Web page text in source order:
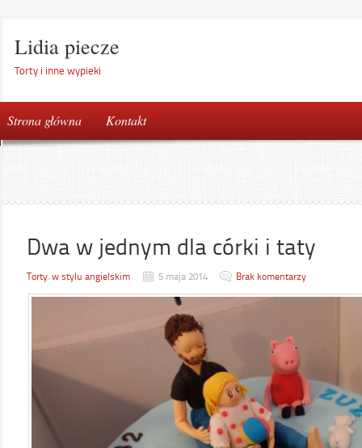
Lidia piecze
Torty i inne wypieki
Strona główna Kontakt
Dwa w jednym dla córki i taty
Torty, w stylu angielskim 5 maja 2014 Brak komentarzy